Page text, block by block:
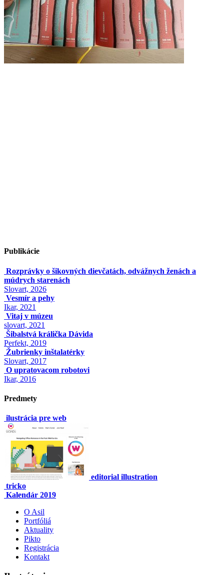
Publikácie
Rozprávky o šikovných dievčatách, odvážnych ženách a
múdrych starenách
Slovart, 2026
Vesmír a pehy
Ikar, 2021
Vitaj v múzeu
slovart, 2021
Šibalstvá králička Dávida
Perfekt, 2019
Žubrienky inštalatérky
Slovart, 2017
O upratovacom robotovi
Ikar, 2016
Predmety
ilustrácia pre web
editorial illustration
tricko
Kalendár 2019
O Asil
Portfóliá
Aktuality
Pikto
Registrácia
Kontakt